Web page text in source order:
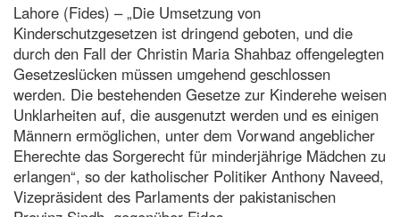
Lahore (Fides) – „Die Umsetzung von
Kinderschutzgesetzen ist dringend geboten, und die
durch den Fall der Christin Maria Shahbaz offengelegten
Gesetzeslücken müssen umgehend geschlossen
werden. Die bestehenden Gesetze zur Kinderehe weisen
Unklarheiten auf, die ausgenutzt werden und es einigen
Männern ermöglichen, unter dem Vorwand angeblicher
Eherechte das Sorgerecht für minderjährige Mädchen zu
erlangen“, so der katholischer Politiker Anthony Naveed,
Vizepräsident des Parlaments der pakistanischen